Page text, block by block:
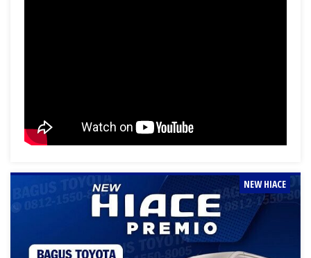
NEW HIACE